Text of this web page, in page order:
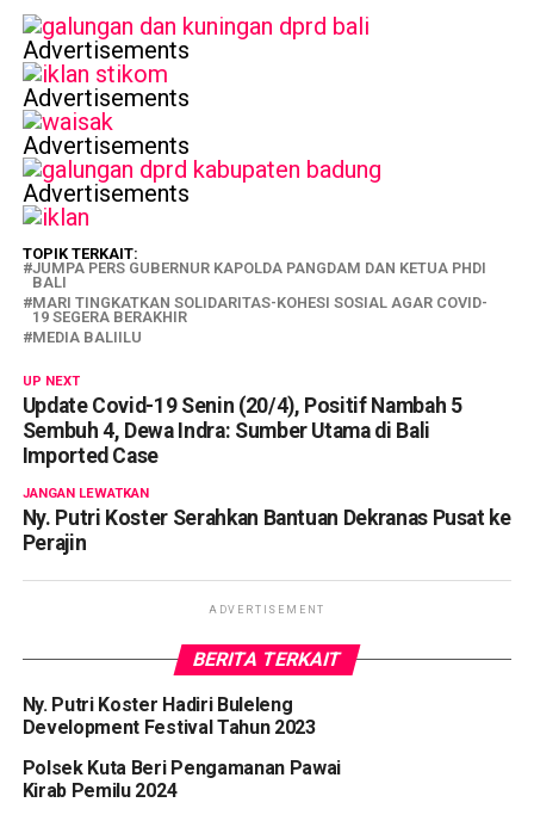
Advertisements
Advertisements
Advertisements
Advertisements
TOPIK TERKAIT:
JUMPA PERS GUBERNUR KAPOLDA PANGDAM DAN KETUA PHDI
BALI
MARI TINGKATKAN SOLIDARITAS-KOHESI SOSIAL AGAR COVID-
19 SEGERA BERAKHIR
MEDIA BALIILU
UP NEXT
Update Covid-19 Senin (20/4), Positif Nambah 5
Sembuh 4, Dewa Indra: Sumber Utama di Bali
Imported Case
JANGAN LEWATKAN
Ny. Putri Koster Serahkan Bantuan Dekranas Pusat ke
Perajin
ADVERTISEMENT
BERITA TERKAIT
Ny. Putri Koster Hadiri Buleleng
Development Festival Tahun 2023
Polsek Kuta Beri Pengamanan Pawai
Kirab Pemilu 2024